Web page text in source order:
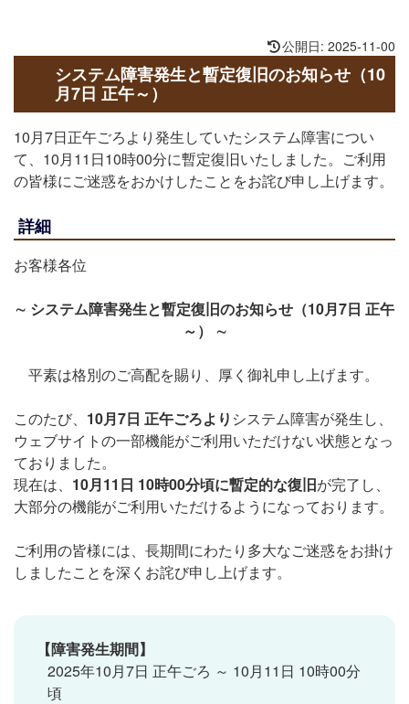
公開日: 2025-11-00
システム障害発生と暫定復旧のお知らせ（10
月7日 正午～）
10月7日正午ごろより発生していたシステム障害につい
て、10月11日10時00分に暫定復旧いたしました。ご利用
の皆様にご迷惑をおかけしたことをお詫び申し上げます。
詳細
お客様各位
∼ システム障害発生と暫定復旧のお知らせ（10月7日 正午
～） ∼
平素は格別のご高配を賜り、厚く御礼申し上げます。
このたび、 10月7日 正午ごろより システム障害が発生し、
ウェブサイトの一部機能がご利用いただけない状態となっ
ておりました。
現在は、 10月11日 10時00分頃に暫定的な復旧が完了し、
大部分の機能がご利用いただけるようになっております。
ご利用の皆様には、長期間にわたり多大なご迷惑をお掛け
しましたことを深くお詫び申し上げます。
【障害発生期間】
2025年10月7日 正午ごろ ～ 10月11日 10時00分
頃